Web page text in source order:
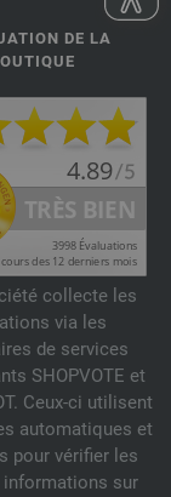
DE LA
collecte les
via les
de services
SHOPVOTE et
Ceux-ci utilisent
automatiques et
pour vérifier les
informations sur